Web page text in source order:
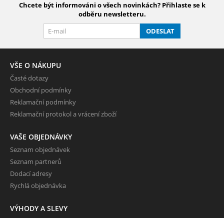
Chcete být informováni o všech novinkách? Přihlaste se k
odběru newsletteru.
ODESLAT
VŠE O NÁKUPU
Časté dotazy
Obchodní podmínky
Reklamační podmínky
Reklamační protokol a vrácení zboží
VAŠE OBJEDNÁVKY
Seznam objednávek
Seznam partnerů
Dodací adresy
Rychlá objednávka
VÝHODY A SLEVY